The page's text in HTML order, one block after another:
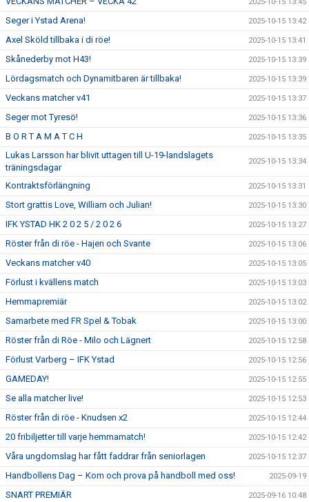
Seger i Ystad Arena! 2025-10-15 13:42
Axel Sköld tillbaka i di röe! 2025-10-15 13:41
Skånederby mot H43! 2025-10-15 13:39
Lördagsmatch och Dynamitbaren är tillbaka! 2025-10-15 13:39
Veckans matcher v41 2025-10-15 13:37
Seger mot Tyresö! 2025-10-15 13:36
B O R T A M A T C H 2025-10-15 13:35
Lukas Larsson har blivit uttagen till U-19-landslagets
träningsdagar
2025-10-15 13:34
Kontraktsförlängning 2025-10-15 13:31
Stort grattis Love, William och Julian! 2025-10-15 13:30
IFK YSTAD HK 2 0 2 5 / 2 0 2 6 2025-10-15 13:27
Röster från di röe - Hajen och Svante 2025-10-15 13:06
Veckans matcher v40 2025-10-15 13:05
Förlust i kvällens match 2025-10-15 13:03
Hemmapremiär 2025-10-15 13:02
Samarbete med FR Spel & Tobak 2025-10-15 13:00
Röster från di Röe - Milo och Lägnert 2025-10-15 12:58
Förlust Varberg – IFK Ystad 2025-10-15 12:56
GAMEDAY! 2025-10-15 12:55
Se alla matcher live! 2025-10-15 12:53
Röster från di röe - Knudsen x2 2025-10-15 12:44
20 fribiljetter till varje hemmamatch! 2025-10-15 12:42
Våra ungdomslag har fått faddrar från seniorlagen 2025-10-15 12:37
Handbollens Dag – Kom och prova på handboll med oss! 2025-09-19
SNART PREMIÄR 2025-09-16 10:48